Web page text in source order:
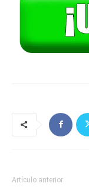
Artículo anterior